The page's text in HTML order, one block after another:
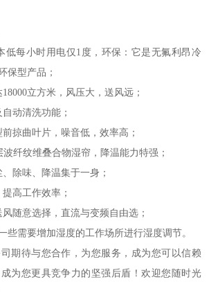
低每小时用电仅1度，环保：它是无氟利昂冷
保型产品；
立方米，风压大，送风远；
动清洗功能；
掠曲叶片，噪音低，效率高；
波纤纹维叠合物湿帘，降温能力特强；
除味、降温集于一身；
高工作效率；
随意选择，直流与变频自由选；
些需要增加湿度的工作场所进行湿度调节。
期待与您合作，为您服务，成为您可以信赖
为您更具竞争力的坚强后盾！欢迎您随时光